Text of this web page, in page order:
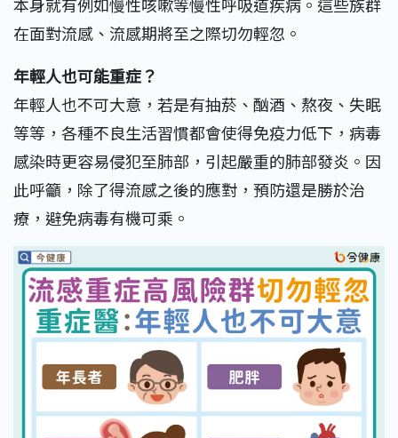
在面對流感、流感期將至之際切勿輕忽。
年輕人也可能重症？
年輕人也不可大意，若是有抽菸、酗酒、熬夜、失眠
等等，各種不良生活習慣都會使得免疫力低下，病毒
感染時更容易侵犯至肺部，引起嚴重的肺部發炎。因
此呼籲，除了得流感之後的應對，預防還是勝於治
療，避免病毒有機可乘。